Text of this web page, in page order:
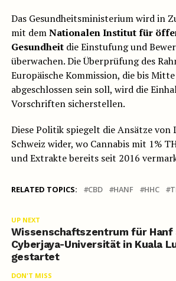
Das Gesundheitsministerium wird in
mit demNationalen Institut für
Gesundheitdie Einstufung und
überwachen. Die Überprüfung des
Europäische Kommission, die bis
abgeschlossen sein soll, wird die
Vorschriften sicherstellen.
Diese Politik spiegelt die Ansätze von
Schweiz wider, wo Cannabis mit 1%
und Extrakte bereits seit 2016
RELATED TOPICS: CBD HANF HHC
UP NEXT
Wissenschaftszentrum für Hanf
Cyberjaya-Universität in Kuala
gestartet
DON'T MISS